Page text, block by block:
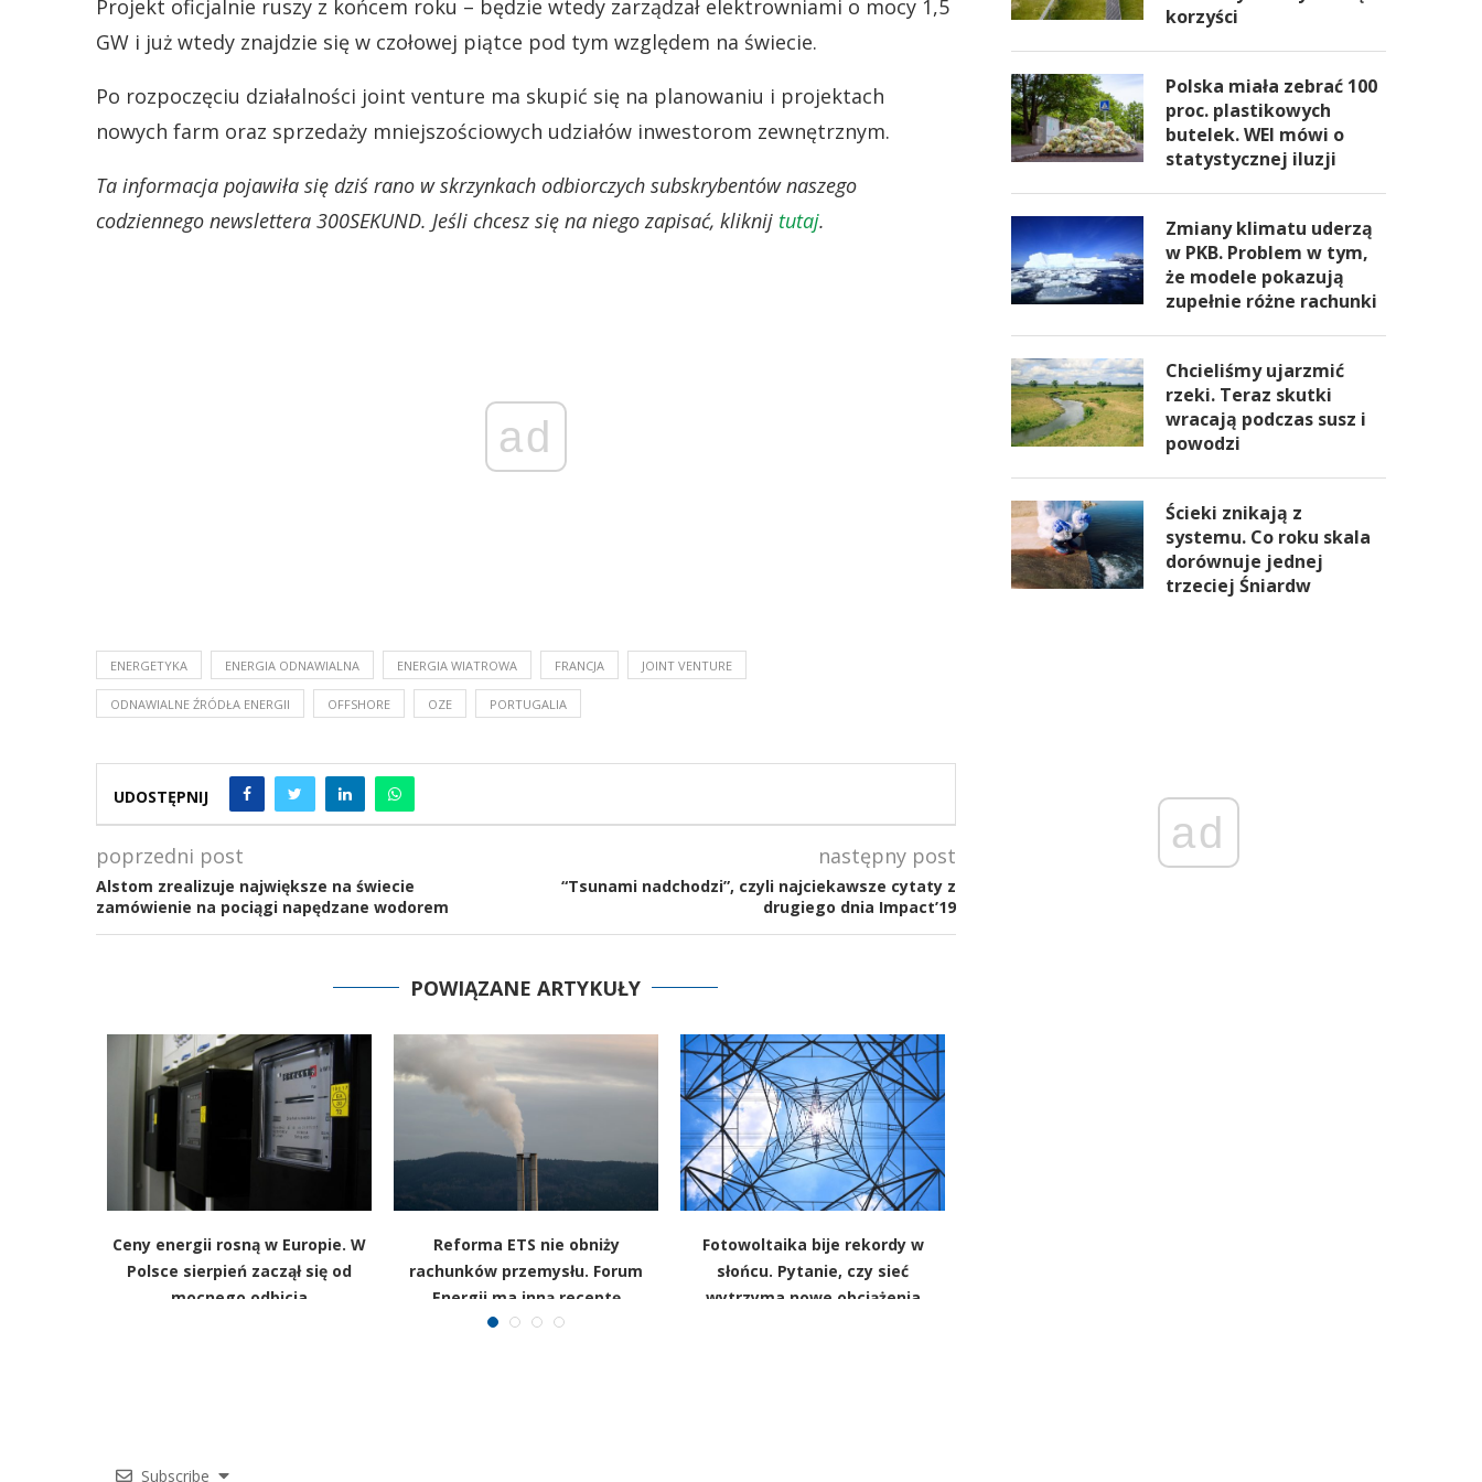
Projekt oficjalnie ruszy z końcem roku – będzie wtedy zarządzał elektrowniami o mocy 1,5
GW i już wtedy znajdzie się w czołowej piątce pod tym względem na świecie.
Po rozpoczęciu działalności joint venture ma skupić się na planowaniu i projektach
nowych farm oraz sprzedaży mniejszościowych udziałów inwestorom zewnętrznym.
Ta informacja pojawiła się dziś rano w skrzynkach odbiorczych subskrybentów naszego
codziennego newslettera 300SEKUND. Jeśli chcesz się na niego zapisać, kliknij tutaj.
ad
ENERGETYKA ENERGIA ODNAWIALNA ENERGIA WIATROWA FRANCJA JOINT VENTURE
ODNAWIALNE ŹRÓDŁA ENERGII OFFSHORE OZE PORTUGALIA
UDOSTĘPNIJ
poprzedni post
Alstom zrealizuje największe na świecie
zamówienie na pociągi napędzane wodorem
następny post
“Tsunami nadchodzi”, czyli najciekawsze cytaty z
drugiego dnia Impact’19
POWIĄZANE ARTYKUŁY
Ceny energii rosną w Europie. W
Polsce sierpień zaczął się od
mocnego odbicia
Reforma ETS nie obniży
rachunków przemysłu. Forum
Energii ma inną receptę
Fotowoltaika bije rekordy w
słońcu. Pytanie, czy sieć
wytrzyma nowe obciążenia
Subscribe
korzyści
Polska miała zebrać 100
proc. plastikowych
butelek. WEI mówi o
statystycznej iluzji
Zmiany klimatu uderzą
w PKB. Problem w tym,
że modele pokazują
zupełnie różne rachunki
Chcieliśmy ujarzmić
rzeki. Teraz skutki
wracają podczas susz i
powodzi
Ścieki znikają z
systemu. Co roku skala
dorównuje jednej
trzeciej Śniardw
ad